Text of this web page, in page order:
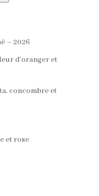
– 2026
d’oranger et
concombre et
et rose